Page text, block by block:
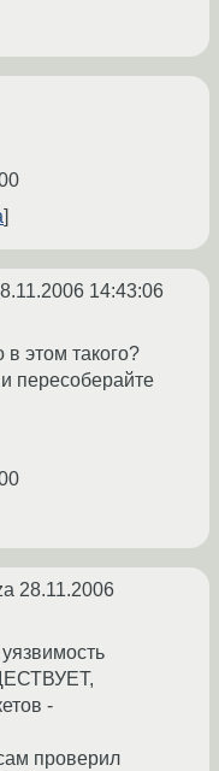
14:43:06
в этом такого?
пересоберайте
28.11.2006
-
проверил